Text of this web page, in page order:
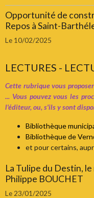
Opportunité de
Repos à Saint-
Le 10/02/2025
LECTURES -
Cette rubrique vous
... Vous pouvez vous les
l'éditeur, ou, s'ils y sont
Bibliothèque
Bibliothèque de
et pour certains,
La Tulipe du Destin,
Philippe BOUCHET
Le 23/01/2025